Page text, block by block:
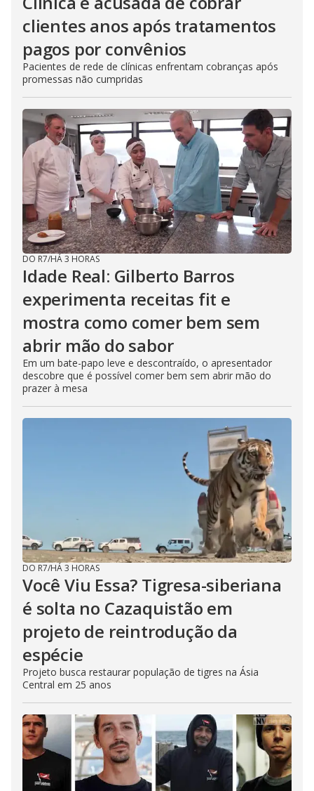
clientes anos após tratamentos
pagos por convênios
Pacientes de rede de clínicas enfrentam cobranças após
promessas não cumpridas
DO R7/HÁ 3 HORAS
Idade Real: Gilberto Barros
experimenta receitas fit e
mostra como comer bem sem
abrir mão do sabor
Em um bate-papo leve e descontraído, o apresentador
descobre que é possível comer bem sem abrir mão do
prazer à mesa
DO R7/HÁ 3 HORAS
Você Viu Essa? Tigresa-siberiana
é solta no Cazaquistão em
projeto de reintrodução da
espécie
Projeto busca restaurar população de tigres na Ásia
Central em 25 anos